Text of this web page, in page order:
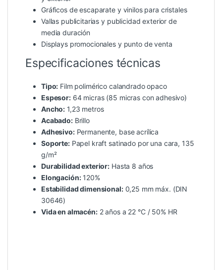
Gráficos de escaparate y vinilos para cristales
Vallas publicitarias y publicidad exterior de
media duración
Displays promocionales y punto de venta
Especificaciones técnicas
Tipo: Film polimérico calandrado opaco
Espesor:64 micras (85 micras con adhesivo)
Ancho: 1,23 metros
Acabado:Brillo
Adhesivo:Permanente, base acrílica
Soporte:Papel kraft satinado por una cara, 135
g/m²
Durabilidad exterior: Hasta 8 años
Elongación:120%
Estabilidad dimensional:0,25 mm máx. (DIN
30646)
Vida en almacén:2 años a 22 °C / 50% HR